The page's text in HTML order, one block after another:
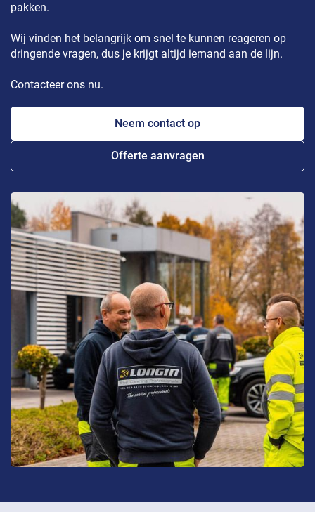
pakken.
Wij vinden het belangrijk om snel te kunnen reageren op
dringende vragen, dus je krijgt altijd iemand aan de lijn.
Contacteer ons nu.
Neem contact op
Offerte aanvragen